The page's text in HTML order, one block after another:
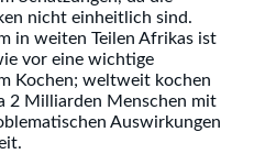
nicht einheitlich sind.
in weiten Teilen Afrikas ist
vor eine wichtige
Kochen; weltweit kochen
2 Milliarden Menschen mit
Auswirkungen